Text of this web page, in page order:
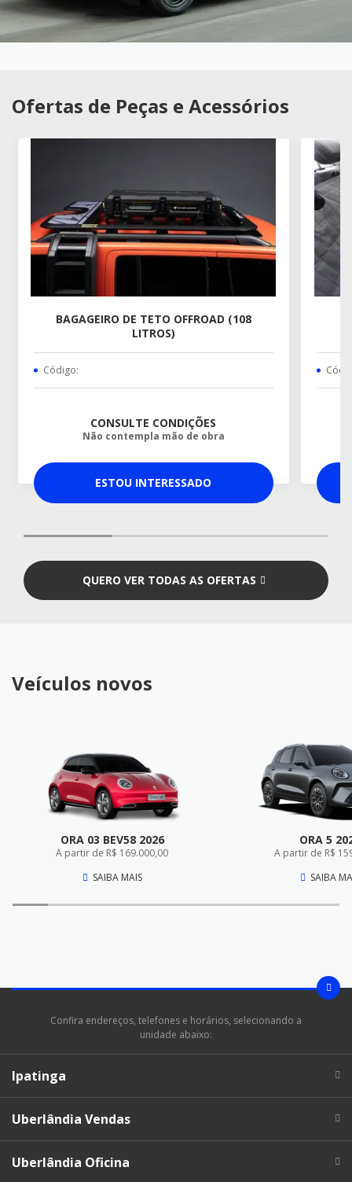
Ofertas de Peças e Acessórios
BAGAGEIRO DE TETO OFFROAD (108
LITROS)
Código:
CONSULTE CONDIÇÕES
Não contempla mão de obra
ESTOU INTERESSADO
QUERO VER TODAS AS OFERTAS
Veículos novos
ORA 03 BEV58 2026
A partir de R$ 169.000,00
SAIBA MAIS
ORA 5
A partir de R$
SAIBA
Confira endereços, telefones e horários, selecionando a
unidade abaixo:
Ipatinga
Uberlândia Vendas
Uberlândia Oficina